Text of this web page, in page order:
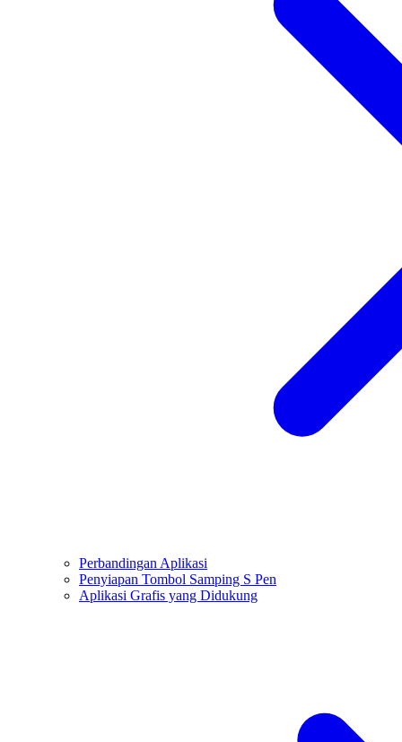
Perbandingan Aplikasi
Penyiapan Tombol Samping S Pen
Aplikasi Grafis yang Didukung